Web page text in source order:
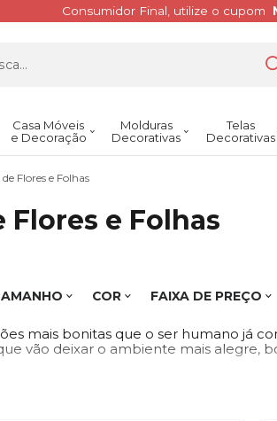
Consumidor Final, utilize o cupom
Casa Móveis
e Decoração
Molduras
Decorativas
Telas
Decorativas
Flores e Folhas
Flores e Folhas
COR FAIXA DE PREÇO
mais bonitas que o ser humano já
vão deixar o ambiente mais alegre,